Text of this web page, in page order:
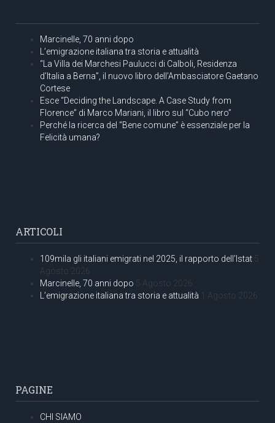
Marcinelle, 70 anni dopo
L’emigrazione italiana tra storia e attualità
“La Villa dei Marchesi Paulucci di Calboli, Residenza
d’Italia a Berna”, il nuovo libro dell’Ambasciatore Gaetano
Cortese
Esce “Deciding the Landscape. A Case Study from
Florence” di Marco Mariani, il libro sul “Cubo nero”
Perché la ricerca del “Bene comune” è essenziale per la
Felicità umana?
ARTICOLI
109mila gli italiani emigrati nel 2025, il rapporto dell’Istat 5
Agosto 2026
Marcinelle, 70 anni dopo 5 Agosto 2026
L’emigrazione italiana tra storia e attualità 1 Agosto 2026
PAGINE
CHI SIAMO